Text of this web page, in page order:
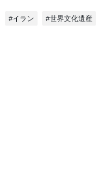
#イラン #世界文化遺産